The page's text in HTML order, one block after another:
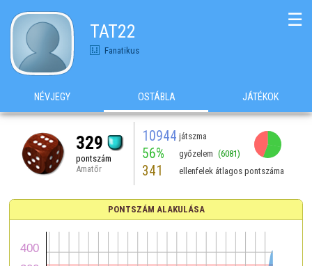
TAT22
Fanatikus
☰
NÉVJEGY OSTÁBLA JÁTÉKOK
329
pontszám
Amatőr
10944 játszma
56% győzelem (6081)
341 ellenfelek átlagos pontszáma
PONTSZÁM ALAKULÁSA